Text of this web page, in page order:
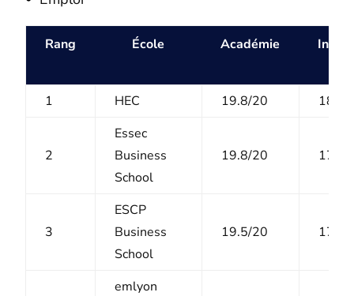
Rang École Académie
1 HEC 19.8/20 18.2/
2
Essec
Business
School
19.8/20 17.9/
3
ESCP
Business
School
19.5/20 17.8/
emlyon